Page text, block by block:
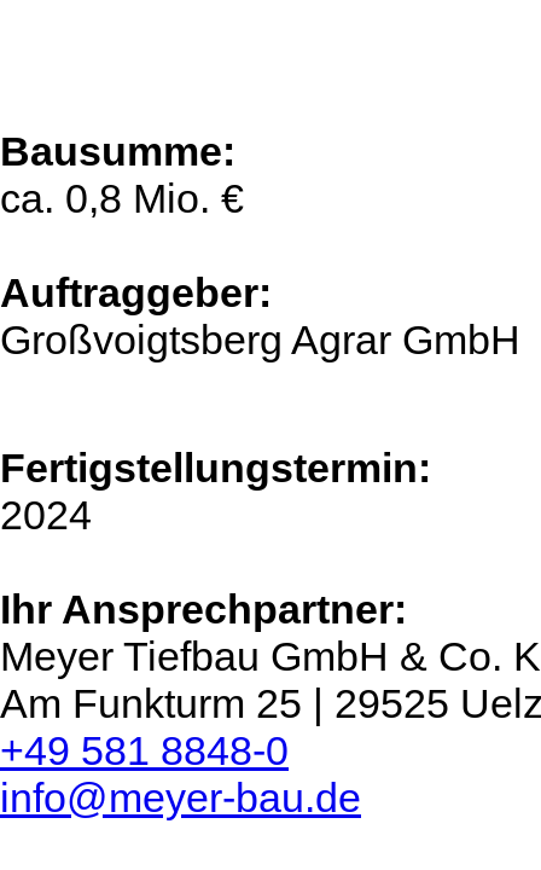
Bausumme:
ca. 0,8 Mio. €
Auftraggeber:
Großvoigtsberg Agrar GmbH
Fertigstellungstermin:
2024
Ihr Ansprechpartner:
Meyer Tiefbau GmbH & Co.
Am Funkturm 25 | 29525
+49 581 8848-0
info@meyer-bau.de